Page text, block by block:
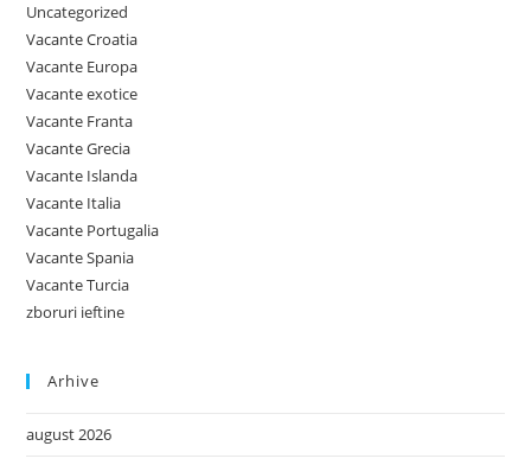
Uncategorized
Vacante Croatia
Vacante Europa
Vacante exotice
Vacante Franta
Vacante Grecia
Vacante Islanda
Vacante Italia
Vacante Portugalia
Vacante Spania
Vacante Turcia
zboruri ieftine
Arhive
august 2026